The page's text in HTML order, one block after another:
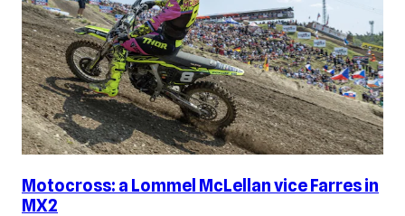
Motocross: a Lommel McLellan vice Farres in
MX2